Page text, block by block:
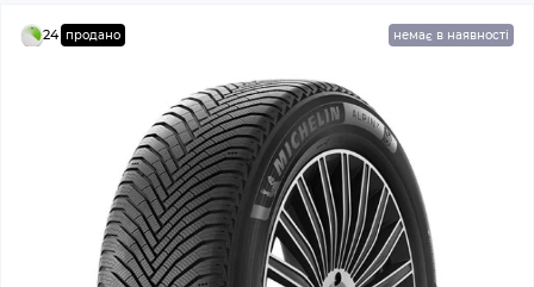
24 продано немає в наявності